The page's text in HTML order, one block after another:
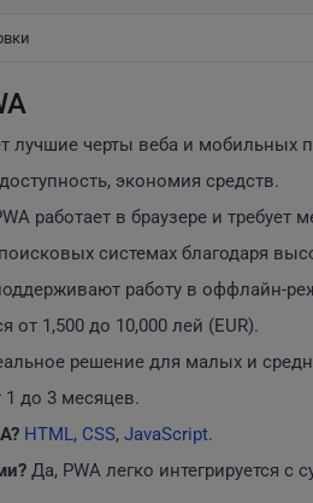
лучшие черты веба и мобильных
экономия средств.
работает в браузере и требует
системах благодаря
работу в оффлайн-
от 1,500 до 10,000 лей (EUR).
решение для малых и
1 до 3 месяцев.
HTML, CSS, JavaScript.
Да, PWA легко интегрируется